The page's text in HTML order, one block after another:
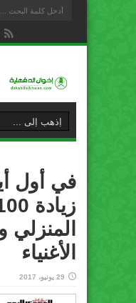
في أول
الأغنياء
29 يونيو، 2017